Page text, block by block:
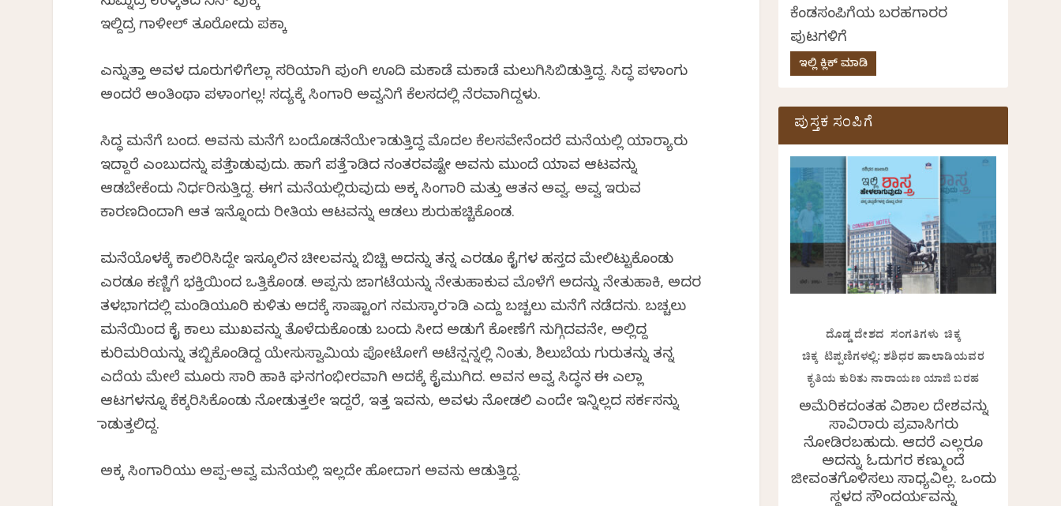
ಇಲ್ದಿದ್ರ ಗಾಳೀಲ್ ತೂರೋದು ಪಕ್ಕಾ
ಎನ್ನುತ್ತಾ ಅವಳ ದೂರುಗಳಿಗೆಲ್ಲಾ ಸರಿಯಾಗಿ ಪುಂಗಿ ಊದಿ ಮಕಾಡೆ ಮಕಾಡೆ ಮಲುಗಿಸಿಬಿಡುತ್ತಿದ್ದ. ಸಿದ್ಧ ಪಳಾಂಗು
ಅಂದರೆ ಅಂತಿಂಥಾ ಪಳಾಂಗಲ್ಲ! ಸದ್ಯಕ್ಕೆ ಸಿಂಗಾರಿ ಅವ್ವನಿಗೆ ಕೆಲಸದಲ್ಲಿ ನೆರವಾಗಿದ್ದಳು.
ಸಿದ್ಧ ಮನೆಗೆ ಬಂದ. ಅವನು ಮನೆಗೆ ಬಂದೊಡನೆಯೇ ಮಾಡುತ್ತಿದ್ದ ಮೊದಲ ಕೆಲಸವೇನೆಂದರೆ ಮನೆಯಲ್ಲಿ ಯಾರ‍್ಯಾರು
ಇದ್ದಾರೆ ಎಂಬುದನ್ನು ಪತ್ತೆಮಾಡುವುದು. ಹಾಗೆ ಪತ್ತೆ ಮಾಡಿದ ನಂತರವಷ್ಟೇ ಅವನು ಮುಂದೆ ಯಾವ ಆಟವನ್ನು
ಆಡಬೇಕೆಂದು ನಿರ್ಧರಿಸುತ್ತಿದ್ದ. ಈಗ ಮನೆಯಲ್ಲಿರುವುದು ಅಕ್ಕ ಸಿಂಗಾರಿ ಮತ್ತು ಆತನ ಅವ್ವ. ಅವ್ವ ಇರುವ
ಕಾರಣದಿಂದಾಗಿ ಆತ ಇನ್ನೊಂದು ರೀತಿಯ ಆಟವನ್ನು ಆಡಲು ಶುರುಹಚ್ಚಿಕೊಂಡ.
ಮನೆಯೊಳಕ್ಕೆ ಕಾಲಿರಿಸಿದ್ದೇ ಇಸ್ಕೂಲಿನ ಚೀಲವನ್ನು ಬಿಚ್ಚಿ ಅದನ್ನು ತನ್ನ ಎರಡೂ ಕೈಗಳ ಹಸ್ತದ ಮೇಲಿಟ್ಟುಕೊಂಡು
ಎರಡೂ ಕಣ್ಣಿಗೆ ಭಕ್ತಿಯಿಂದ ಒತ್ತಿಕೊಂಡ. ಅಪ್ಪನು ಜಾಗಟೆಯನ್ನು ನೇತುಹಾಕುವ ಮೊಳೆಗೆ ಅದನ್ನು ನೇತುಹಾಕಿ, ಅದರ
ತಳಭಾಗದಲ್ಲಿ ಮಂಡಿಯೂರಿ ಕುಳಿತು ಅದಕ್ಕೆ ಸಾಷ್ಟಾಂಗ ನಮಸ್ಕಾರ ಮಾಡಿ ಎದ್ದು ಬಚ್ಚಲು ಮನೆಗೆ ನಡೆದನು. ಬಚ್ಚಲು
ಮನೆಯಿಂದ ಕೈ ಕಾಲು ಮುಖವನ್ನು ತೊಳೆದುಕೊಂಡು ಬಂದು ಸೀದ ಅಡುಗೆ ಕೋಣೆಗೆ ನುಗ್ಗಿದವನೇ, ಅಲ್ಲಿದ್ದ
ಕುರಿಮರಿಯನ್ನು ತಬ್ಬಿಕೊಂಡಿದ್ದ ಯೇಸುಸ್ವಾಮಿಯ ಪೋಟೋಗೆ ಅಟೆನ್ಷನ್ನಲ್ಲಿ ನಿಂತು, ಶಿಲುಬೆಯ ಗುರುತನ್ನು ತನ್ನ
ಎದೆಯ ಮೇಲೆ ಮೂರು ಸಾರಿ ಹಾಕಿ ಘನಗಂಭೀರವಾಗಿ ಅದಕ್ಕೆ ಕೈಮುಗಿದ. ಅವನ ಅವ್ವ ಸಿದ್ಧನ ಈ ಎಲ್ಲಾ
ಆಟಗಳನ್ನೂ ಕೆಕ್ಕರಿಸಿಕೊಂಡು ನೋಡುತ್ತಲೇ ಇದ್ದರೆ, ಇತ್ತ ಇವನು, ಅವಳು ನೋಡಲಿ ಎಂದೇ ಇನ್ನಿಲ್ಲದ ಸರ್ಕಸನ್ನು
ಮಾಡುತ್ತಲಿದ್ದ.
ಅಕ್ಕ ಸಿಂಗಾರಿಯು ಅಪ್ಪ-ಅವ್ವ ಮನೆಯಲ್ಲಿ ಇಲ್ಲದೇ ಹೋದಾಗ ಅವನು ಆಡುತ್ತಿದ್ದ.
ಕೆಂಡಸಂಪಿಗೆಯ ಬರಹಗಾರರ
ಪುಟಗಳಿಗೆ
ಇಲ್ಲಿ ಕ್ಲಿಕ್ ಮಾಡಿ
ಪುಸ್ತಕ ಸಂಪಿಗೆ
ದೊಡ್ಡ ದೇಶದ ಸಂಗತಿಗಳು ಚಿಕ್ಕ
ಚಿಕ್ಕ ಟಿಪ್ಪಣಿಗಳಲ್ಲಿ: ಶಶಿಧರ ಹಾಲಾಡಿಯವರ
ಕೃತಿಯ ಕುರಿತು ನಾರಾಯಣ ಯಾಜಿ ಬರಹ
ಅಮೆರಿಕದಂತಹ ವಿಶಾಲ ದೇಶವನ್ನು
ಸಾವಿರಾರು ಪ್ರವಾಸಿಗರು
ನೋಡಿರಬಹುದು. ಆದರೆ ಎಲ್ಲರೂ
ಅದನ್ನು ಓದುಗರ ಕಣ್ಮುಂದೆ
ಜೀವಂತಗೊಳಿಸಲು ಸಾಧ್ಯವಿಲ್ಲ. ಒಂದು
ಸ್ಥಳದ ಸೌಂದರ್ಯವನ್ನು